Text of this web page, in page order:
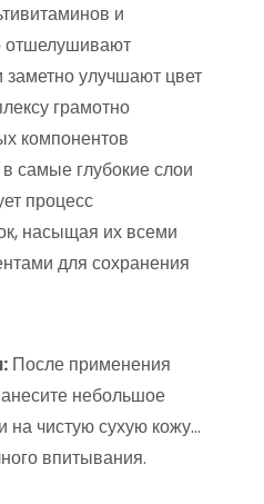
и
отшелушивают
улучшают цвет
грамотно
компонентов
самые глубокие слои
процесс
насыщая их всеми
для сохранения
После применения
небольшое
на чистую сухую кожу…
впитывания.